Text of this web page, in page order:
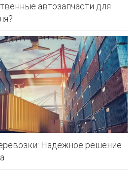
автозапчасти для
Надежное решение